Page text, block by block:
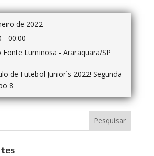
de 2022
- 00:00
Fonte Luminosa - Araraquara/SP
de Futebol Junior´s 2022! Segunda
8